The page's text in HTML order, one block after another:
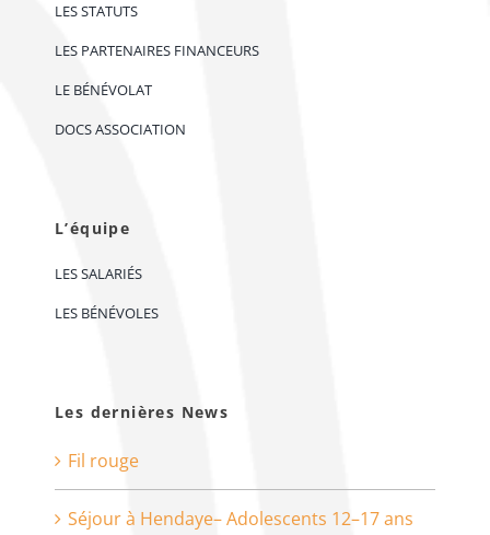
LES STATUTS
LES PARTENAIRES FINANCEURS
LE BÉNÉVOLAT
DOCS ASSOCIATION
L’équipe
LES SALARIÉS
LES BÉNÉVOLES
Les dernières News
Fil rouge
Séjour à Hendaye– Adolescents 12–17 ans